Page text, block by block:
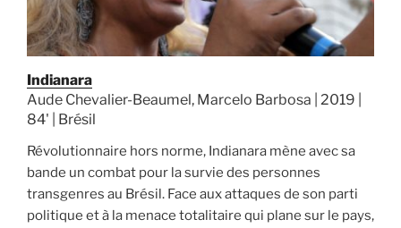
Indianara
Aude Chevalier-Beaumel, Marcelo Barbosa | 2019 |
84' | Brésil
Révolutionnaire hors norme, Indianara mène avec sa
bande un combat pour la survie des personnes
transgenres au Brésil. Face aux attaques de son parti
politique et à la menace totalitaire qui plane sur le pays,